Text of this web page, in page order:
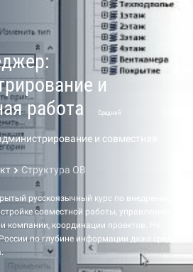
и
работа
Средний
и совместная
Структура ОВ
русскоязычный курс по внедрению
совместной работы, управлению
компании, координации проектов. Не
по глубине информации даже среди